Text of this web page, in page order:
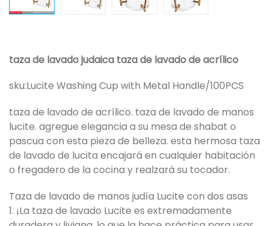
taza de lavado judaica taza de lavado de acrílico
sku:Lucite Washing Cup with Metal Handle/100PCS
taza de lavado de acrílico. taza de lavado de manos
lucite. agregue elegancia a su mesa de shabat o
pascua con esta pieza de belleza. esta hermosa taza
de lavado de lucita encajará en cualquier habitación
o fregadero de la cocina y realzará su tocador.
Taza de lavado de manos judía Lucite con dos asas
1. ¡La taza de lavado Lucite es extremadamente